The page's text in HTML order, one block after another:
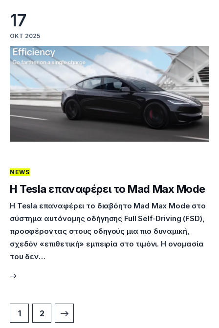
17
ΟΚΤ 2025
NEWS
Η Tesla επαναφέρει το Mad Max Mode
Η Tesla επαναφέρει το διαβόητο Mad Max Mode στο
σύστημα αυτόνομης οδήγησης Full Self-Driving (FSD),
προσφέροντας στους οδηγούς μια πιο δυναμική,
σχεδόν «επιθετική» εμπειρία στο τιμόνι. Η ονομασία
του δεν…
1 2